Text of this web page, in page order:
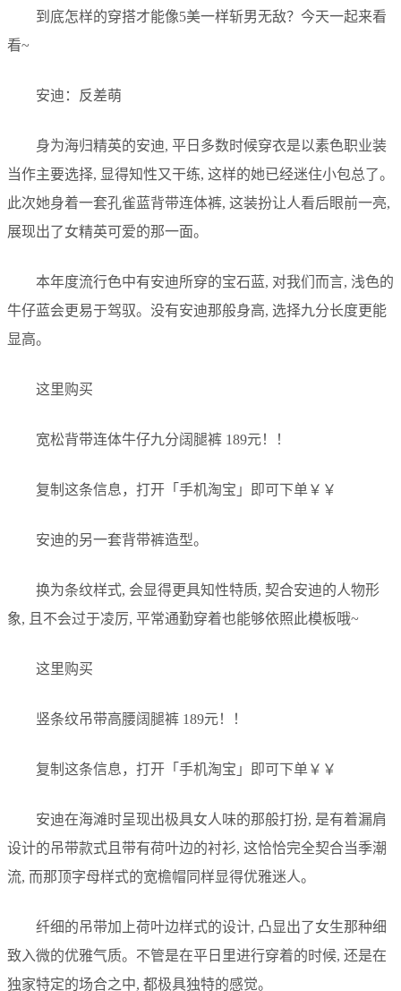
到底怎样的穿搭才能像5美一样斩男无敌？今天一起来看
看~
安迪：反差萌
身为海归精英的安迪, 平日多数时候穿衣是以素色职业装
当作主要选择, 显得知性又干练, 这样的她已经迷住小包总了。
此次她身着一套孔雀蓝背带连体裤, 这装扮让人看后眼前一亮,
展现出了女精英可爱的那一面。
本年度流行色中有安迪所穿的宝石蓝, 对我们而言, 浅色的
牛仔蓝会更易于驾驭。没有安迪那般身高, 选择九分长度更能
显高。
这里购买
宽松背带连体牛仔九分阔腿裤 189元！！
复制这条信息，打开「手机淘宝」即可下单￥￥
安迪的另一套背带裤造型。
换为条纹样式, 会显得更具知性特质, 契合安迪的人物形
象, 且不会过于凌厉, 平常通勤穿着也能够依照此模板哦~
这里购买
竖条纹吊带高腰阔腿裤 189元！！
复制这条信息，打开「手机淘宝」即可下单￥￥
安迪在海滩时呈现出极具女人味的那般打扮, 是有着漏肩
设计的吊带款式且带有荷叶边的衬衫, 这恰恰完全契合当季潮
流, 而那顶字母样式的宽檐帽同样显得优雅迷人。
纤细的吊带加上荷叶边样式的设计, 凸显出了女生那种细
致入微的优雅气质。不管是在平日里进行穿着的时候, 还是在
独家特定的场合之中, 都极具独特的感觉。